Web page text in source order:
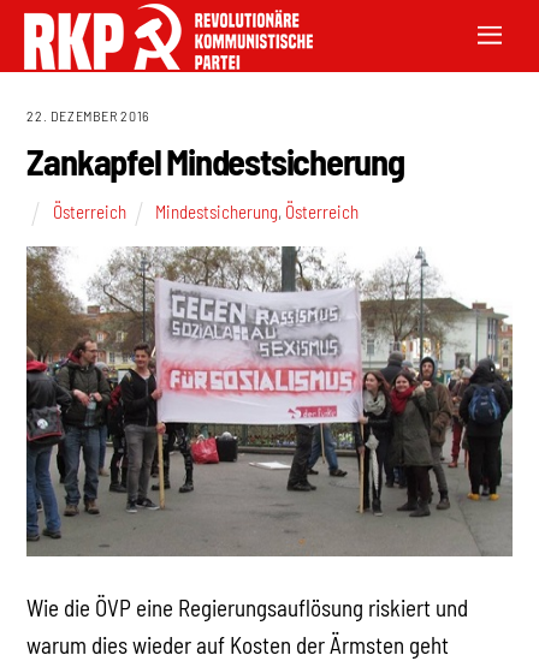
22. DEZEMBER 2016
Zankapfel Mindestsicherung
Österreich Mindestsicherung, Österreich
Wie die ÖVP eine Regierungsauflösung riskiert und
warum dies wieder auf Kosten der Ärmsten geht